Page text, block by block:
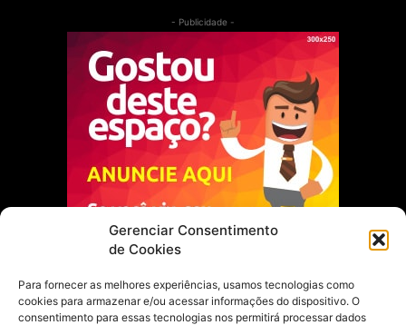
Gerenciar Consentimento
de Cookies
Para fornecer as melhores experiências, usamos tecnologias como
cookies para armazenar e/ou acessar informações do dispositivo. O
consentimento para essas tecnologias nos permitirá processar dados
- Publicidade -
Escolha do Editor